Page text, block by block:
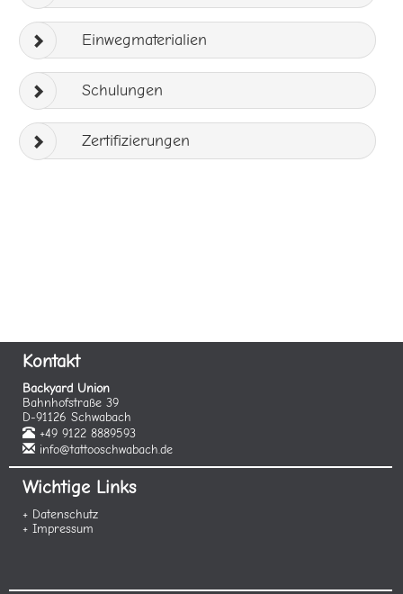
Einwegmaterialien
Schulungen
Zertifizierungen
Kontakt
Backyard Union
Bahnhofstraße 39
D-91126 Schwabach
+49 9122 8889593
info@tattooschwabach.de
Wichtige Links
+ Datenschutz
+ Impressum